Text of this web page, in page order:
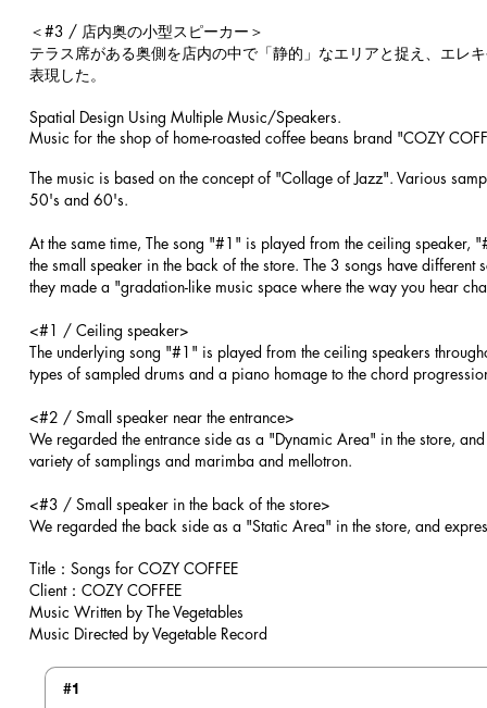
＜#3 / 店内奥の小型スピーカー＞
テラス席がある奥側を店内の中で「静的」なエリアと捉え、エレ
表現した。
Spatial Design Using Multiple Music/Speakers.
Music for the shop of home-roasted coffee beans brand "COZY
The music is based on the concept of "Collage of Jazz". Various
50's and 60's.
At the same time, The song "#1" is played from the ceiling
the small speaker in the back of the store. The 3 songs have different
they made a "gradation-like music space where the way you hear
<#1 / Ceiling speaker>
The underlying song "#1" is played from the ceiling speakers
types of sampled drums and a piano homage to the chord
<#2 / Small speaker near the entrance>
We regarded the entrance side as a "Dynamic Area" in the store,
variety of samplings and marimba and mellotron.
<#3 / Small speaker in the back of the store>
We regarded the back side as a "Static Area" in the store, and
Title：Songs for COZY COFFEE​
Client：COZY COFFEE
Music Written by The Vegetables
Music Directed by Vegetable Record
#1